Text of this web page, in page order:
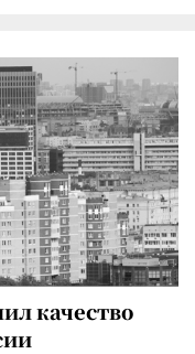
качество